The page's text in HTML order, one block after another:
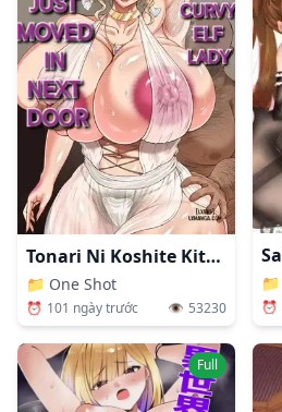
Tonari Ni Koshite Kita Muchimuchi Elf No Oba-san
📁 One Shot
⏰ 101 ngày trước 👁️ 53230
📁
⏰
Full